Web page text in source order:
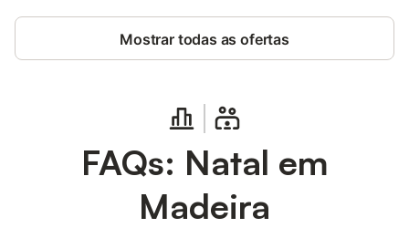
Mostrar todas as ofertas
FAQs: Natal em
Madeira